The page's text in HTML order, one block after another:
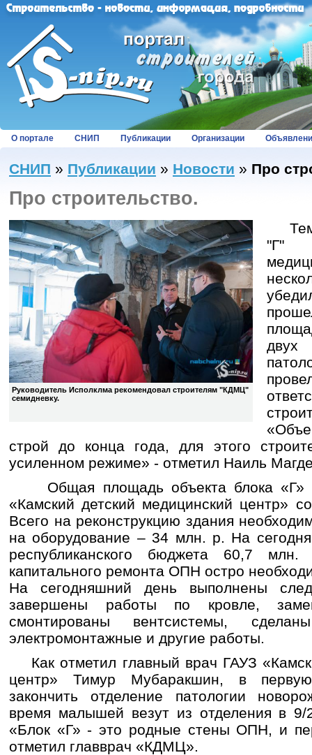
О портале СНИП Публикации Организации
СНИП » Публикации » Новости » Про
Про строительство.
Руководитель Исполклма рекомендовал строителям "КДМЦ"
семидневку.
"Г"
строй до конца года, для этого
усиленном режиме» - отметил Наиль
Общая площадь объекта блока «Г»
«Камский детский медицинский центр»
Всего на реконструкцию здания
на оборудование – 34 млн. р. На
республиканского бюджета 60,7
капитального ремонта ОПН остро
На сегодняшний день выполнены
завершены работы по кровле,
смонтированы вентсистемы,
электромонтажные и другие работы.
Как отметил главный врач ГАУЗ
центр» Тимур Мубаракшин, в
закончить отделение патологии
время малышей везут из отделения в 9/
«Блок «Г» - это родные стены ОПН, и
отметил главврач «КДМЦ».